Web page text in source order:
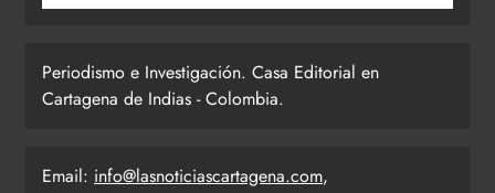
Periodismo e Investigación. Casa Editorial en
Cartagena de Indias - Colombia.
Email: info@lasnoticiascartagena.com,